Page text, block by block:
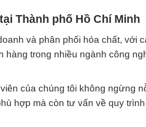
Thành phố Hồ Chí Minh
và phân phối hóa chất, với
hàng trong nhiều ngành công
của chúng tôi không ngừng
hợp mà còn tư vấn về quy